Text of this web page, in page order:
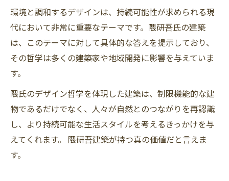
環境と調和するデザインは、持続可能性が求められる現
代において非常に重要なテーマです。隈研吾氏の建築
は、このテーマに対して具体的な答えを提示しており、
その哲学は多くの建築家や地域開発に影響を与えていま
す。
隈氏のデザイン哲学を体現した建築は、制限機能的な建
物であるだけでなく、人々が自然とのつながりを再認識
し、より持続可能な生活スタイルを考えるきっかけを与
えてくれます。 隈研吾建築が持つ真の価値だと言えま
す。